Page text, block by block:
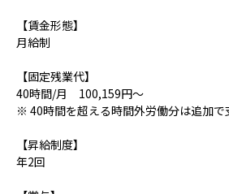
【賃金形態】
月給制
【固定残業代】
40時間/月 100,159円～
※ 40時間を超える時間外労働分は追加で
【昇給制度】
年2回